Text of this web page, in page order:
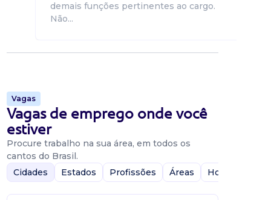
demais funções pertinentes ao cargo.
Não...
Vagas
Vagas de emprego onde você
estiver
Procure trabalho na sua área, em todos os
cantos do Brasil.
Cidades
Estados Profissões Áreas Home-Office